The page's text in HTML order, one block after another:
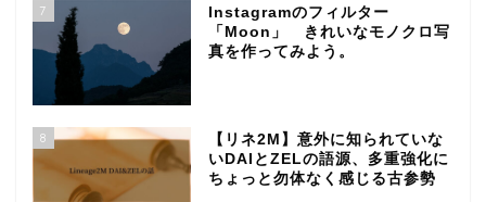
7
Instagramのフィルター
「Moon」 きれいなモノクロ写
真を作ってみよう。
8
【リネ2M】意外に知られていな
いDAIとZELの語源、多重強化に
ちょっと勿体なく感じる古参勢